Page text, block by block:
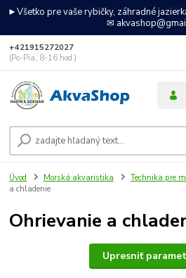
►Všetko pre vaše rybičky, záhradné
✉
+421915272027
(Po-Pia, 8-16 hod.)
Úvod Morská akvaristika Technika pre
a chladenie
Ohrievanie a
Upresniť